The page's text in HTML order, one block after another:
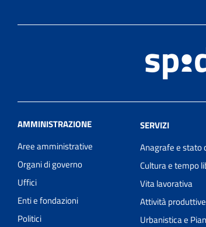
AMMINISTRAZIONE
Aree amministrative
Organi di governo
Uffici
Enti e fondazioni
Politici
SERVIZI
Anagrafe e stato
Cultura e tempo
Vita lavorativa
Attività
Urbanistica e